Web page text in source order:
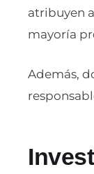
atribuyen a
mayoría
Además,